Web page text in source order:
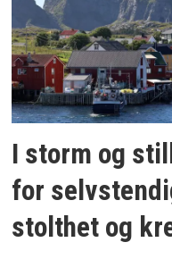
I storm og
for
stolthet og